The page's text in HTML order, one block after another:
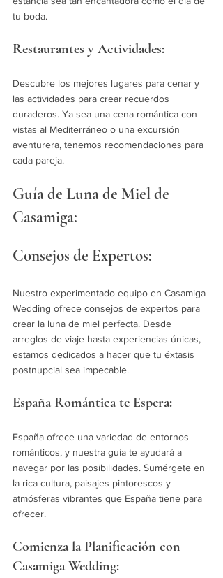
tu boda.
Restaurantes y Actividades:
Descubre los mejores lugares para cenar y
las actividades para crear recuerdos
duraderos. Ya sea una cena romántica con
vistas al Mediterráneo o una excursión
aventurera, tenemos recomendaciones para
cada pareja.
Guía de Luna de Miel de
Casamiga:
Consejos de Expertos:
Nuestro experimentado equipo en Casamiga
Wedding ofrece consejos de expertos para
crear la luna de miel perfecta. Desde
arreglos de viaje hasta experiencias únicas,
estamos dedicados a hacer que tu éxtasis
postnupcial sea impecable.
España Romántica te Espera:
España ofrece una variedad de entornos
románticos, y nuestra guía te ayudará a
navegar por las posibilidades. Sumérgete en
la rica cultura, paisajes pintorescos y
atmósferas vibrantes que España tiene para
ofrecer.
Comienza la Planificación con
Casamiga Wedding: